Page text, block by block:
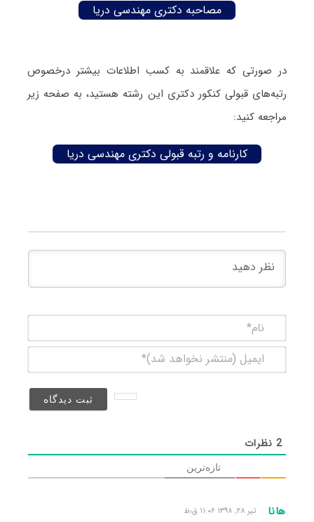
مصاحبه دکتری مهندسی دریا
در صورتی که علاقمند به کسب اطلاعات بیشتر درخصوص
رتبه‌های قبولی کنکور دکتری این رشته هستید، به صفحه زیر
مراجعه کنید:
کارنامه و رتبه قبولی دکتری مهندسی دریا
(منتشر
2نظرات
تازه‌ترین
هانا تیر ۲۸, ۱۳۹۸ ۱۱:۰۶ ق٫ظ